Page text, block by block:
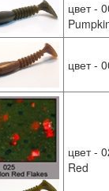
цвет -
цвет -
цвет -
Red